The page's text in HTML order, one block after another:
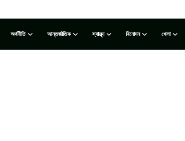
অর্থনীতি আন্তর্জাতিক স্বাস্থ্য বিনোদন খেলা